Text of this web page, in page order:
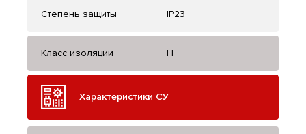
Степень защиты IP23
Класс изоляции H
Характеристики СУ